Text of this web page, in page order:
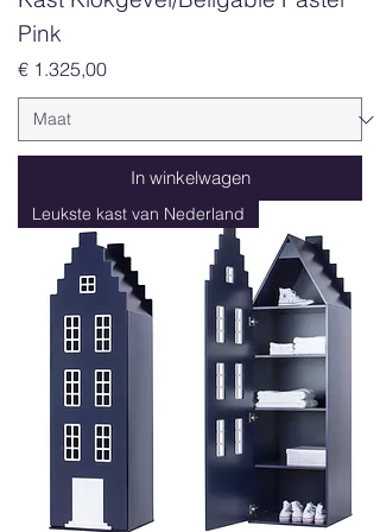
Pink
Prijs
€ 1.325,00
In winkelwagen
Leukste kast van Nederland